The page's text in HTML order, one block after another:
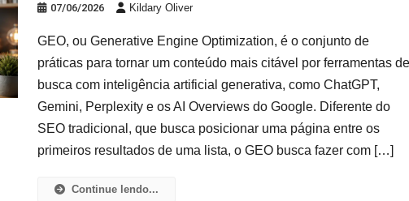
07/06/2026 Kildary Oliver
GEO, ou Generative Engine Optimization, é o conjunto de
práticas para tornar um conteúdo mais citável por ferramentas
busca com inteligência artificial generativa, como ChatGPT,
Gemini, Perplexity e os AI Overviews do Google. Diferente do
SEO tradicional, que busca posicionar uma página entre os
primeiros resultados de uma lista, o GEO busca fazer com […]
Continue lendo...